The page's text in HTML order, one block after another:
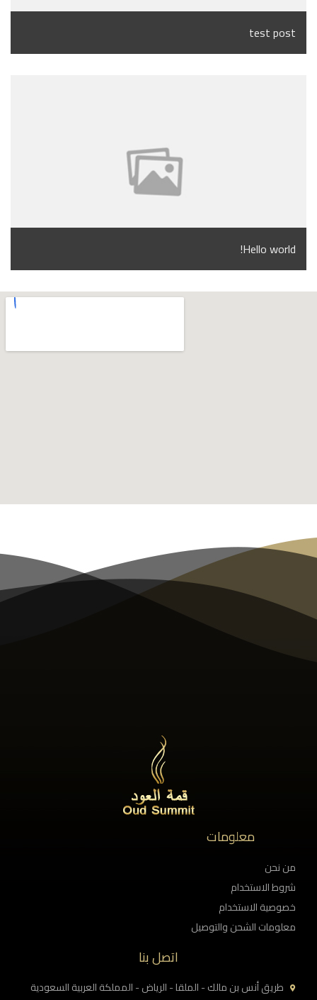
test post
Hello world!
معلومات
من نحن
شروط الاستخدام
خصوصية الاستخدام
معلومات الشحن والتوصيل
اتصل بنا
طريق أنس بن مالك - الملقا - الرياض - المملكة العربية السعودية